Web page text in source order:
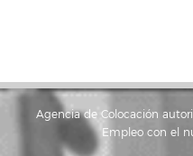
Agencia de Colocación
Empleo con el